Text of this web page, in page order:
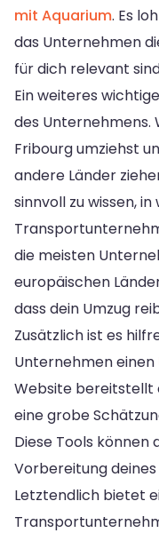
mit Aquarium. Es
das Unternehmen
für dich relevant
Ein weiteres
des Unternehmens.
Fribourg umziehst
andere Länder
sinnvoll zu wissen,
die meisten
europäischen
dass dein Umzug
Zusätzlich ist es
Unternehmen einen
Website bereitstellt
eine grobe
Diese Tools können
Vorbereitung deines
Letztendlich bietet